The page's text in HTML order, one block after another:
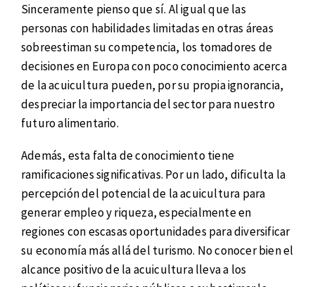
Sinceramente pienso que sí. Al igual que las
personas con habilidades limitadas en otras áreas
sobreestiman su competencia, los tomadores de
decisiones en Europa con poco conocimiento acerca
de la acuicultura pueden, por su propia ignorancia,
despreciar la importancia del sector para nuestro
futuro alimentario.
Además, esta falta de conocimiento tiene
ramificaciones significativas. Por un lado, dificulta la
percepción del potencial de la acuicultura para
generar empleo y riqueza, especialmente en
regiones con escasas oportunidades para diversificar
su economía más allá del turismo. No conocer bien el
alcance positivo de la acuicultura lleva a los